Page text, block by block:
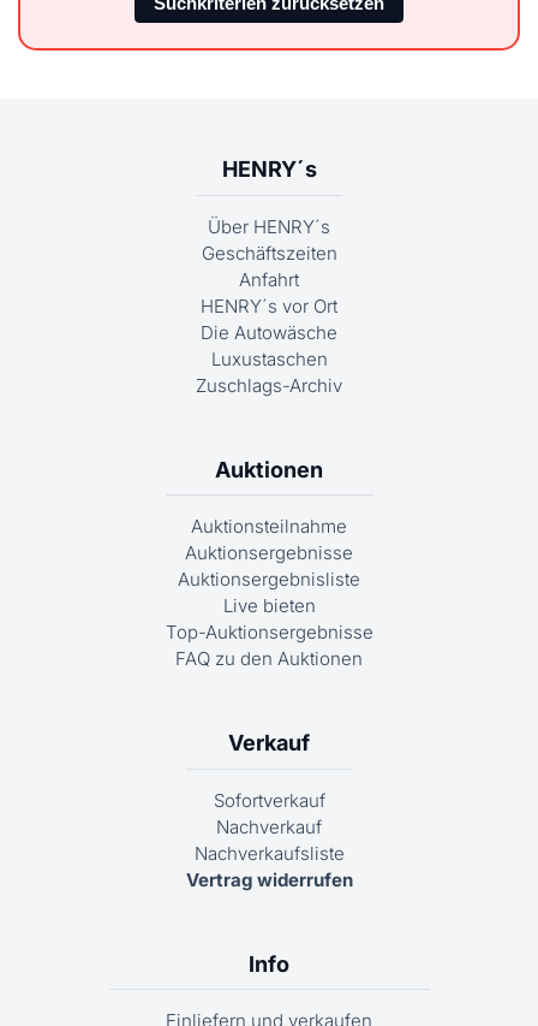
HENRY´s
Über HENRY´s
Geschäftszeiten
Anfahrt
HENRY´s vor Ort
Die Autowäsche
Luxustaschen
Zuschlags-Archiv
Auktionen
Auktionsteilnahme
Auktionsergebnisse
Auktionsergebnisliste
Live bieten
Top-Auktionsergebnisse
FAQ zu den Auktionen
Verkauf
Sofortverkauf
Nachverkauf
Nachverkaufsliste
Vertrag widerrufen
Info
Einliefern und verkaufen